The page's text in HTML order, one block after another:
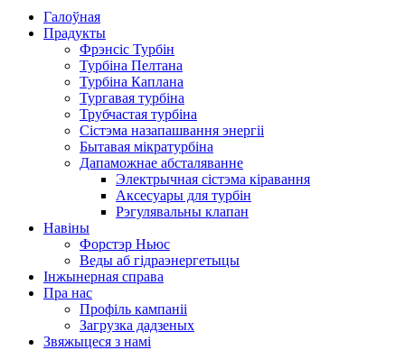
Галоўная
Прадукты
Фрэнсіс Турбін
Турбіна Пелтана
Турбіна Каплана
Тургавая турбіна
Трубчастая турбіна
Сістэма назапашвання энергіі
Бытавая мікратурбіна
Дапаможнае абсталяванне
Электрычная сістэма кіравання
Аксесуары для турбін
Рэгулявальны клапан
Навіны
Форстэр Ньюс
Веды аб гідраэнергетыцы
Інжынерная справа
Пра нас
Профіль кампаніі
Загрузка дадзеных
Звяжыцеся з намі